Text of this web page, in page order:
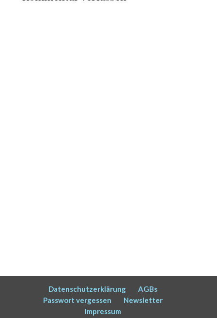
Datenschutzerklärung
AGBs
Passwort vergessen
Newsletter
Impressum